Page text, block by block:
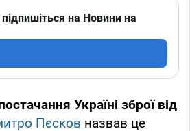
на Новини на
Україні зброї від
Пєсков назвав це